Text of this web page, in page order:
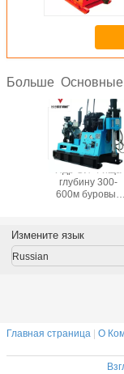
Больше Основные
Ядр СИ-4 ища
глубину 300-
600м буровых
скважины
Измените язык
Russian
Главная страница | О